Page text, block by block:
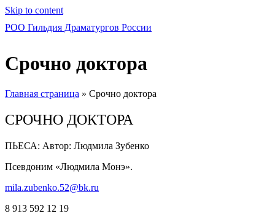
Skip to content
РОО Гильдия Драматургов России
Срочно доктора
Главная страница » Срочно доктора
СРОЧНО ДОКТОРА
ПЬЕСА: Автор: Людмила Зубенко
Псевдоним «Людмила Монэ».
mila.zubenko.52@bk.ru
8 913 592 12 19